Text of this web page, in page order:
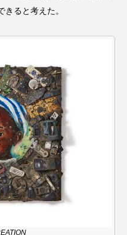
ると考えた。